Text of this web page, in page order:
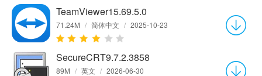
TeamViewer15.69.5.0
71.24M / 简体中文 / 2025-10-23
SecureCRT9.7.2.3858
89M / 英文 / 2026-06-30